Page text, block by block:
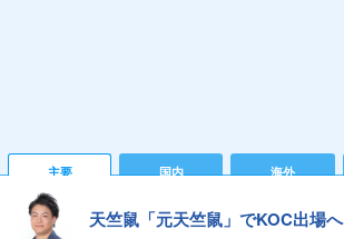
主要 国内 海外
天竺鼠「元天竺鼠」でKOC出場へ